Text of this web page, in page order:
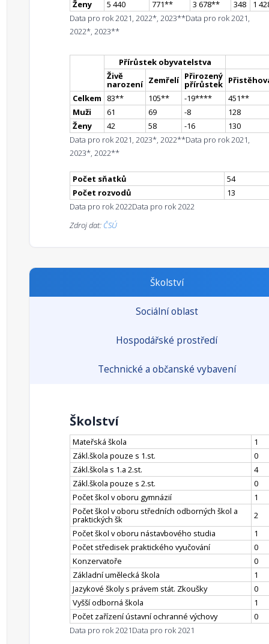
Ženy 5 440 771** 3 678** 348
1
Data pro rok 2021, 2022*, 2023**Data pro rok 2021,
2022*, 2023**
Přírůstek obyvatelstva
Živě
narození Zemřelí Přirozený
přírůstek
Celkem
83** 105** -19**** 451**
Muži
61 69 -8
128
Ženy
42 58 -16
130
Data pro rok 2021, 2023*, 2022**Data pro rok 2021,
2023*, 2022**
Počet sňatků
54
Počet rozvodů
13
Data pro rok 2022Data pro rok 2022
Zdroj dat: ČSÚ
Školství
Sociální oblast
Hospodářské prostředí
Technické a občanské vybavení
Školství
Mateřská škola
1
Zákl.škola pouze s 1.st.
0
Zákl.škola s 1.a 2.st.
4
Zákl.škola pouze s 2.st.
0
Počet škol v oboru gymnázií
1
Počet škol v oboru středních odborných škol a
praktických šk
2
Počet škol v oboru nástavbového studia
1
Počet středisek praktického vyučování
0
Konzervatoře
0
Základní umělecká škola
1
Jazykové školy s právem stát. Zkoušky
0
Vyšší odborná škola
1
Počet zařízení ústavní ochranné výchovy
0
Data pro rok 2021Data pro rok 2021